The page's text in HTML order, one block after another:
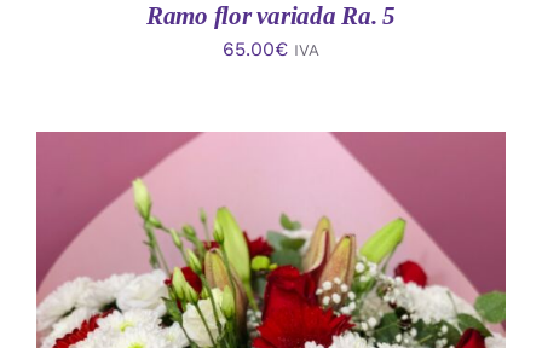
Ramo flor variada Ra. 5
65.00€ IVA